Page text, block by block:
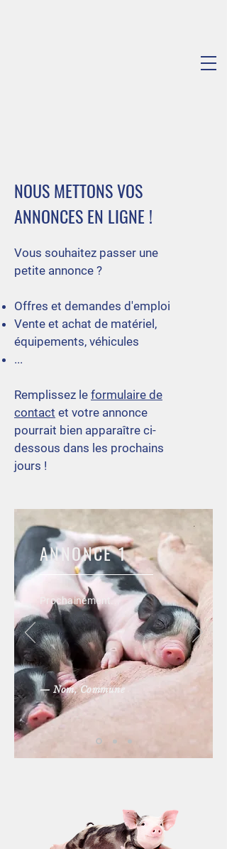
NOUS METTONS VOS
ANNONCES EN LIGNE !
Vous souhaitez passer une
petite annonce ?
Offres et demandes d'emploi
Vente et achat de matériel,
équipements, véhicules
...
Remplissez le formulaire de
contact et votre annonce
pourrait bien apparaître ci-
dessous dans les prochains
jours !
ANNONCE 1
Prochainement...
— Nom, Commune